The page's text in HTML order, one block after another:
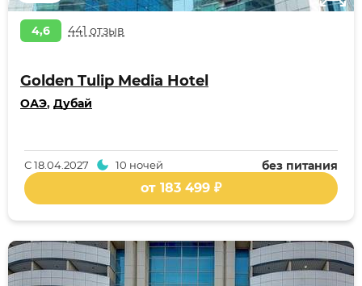
4,6 441 отзыв
Golden Tulip Media Hotel
ОАЭ, Дубай
без питания
С18.04.2027 10 ночей
от 183 499 ₽